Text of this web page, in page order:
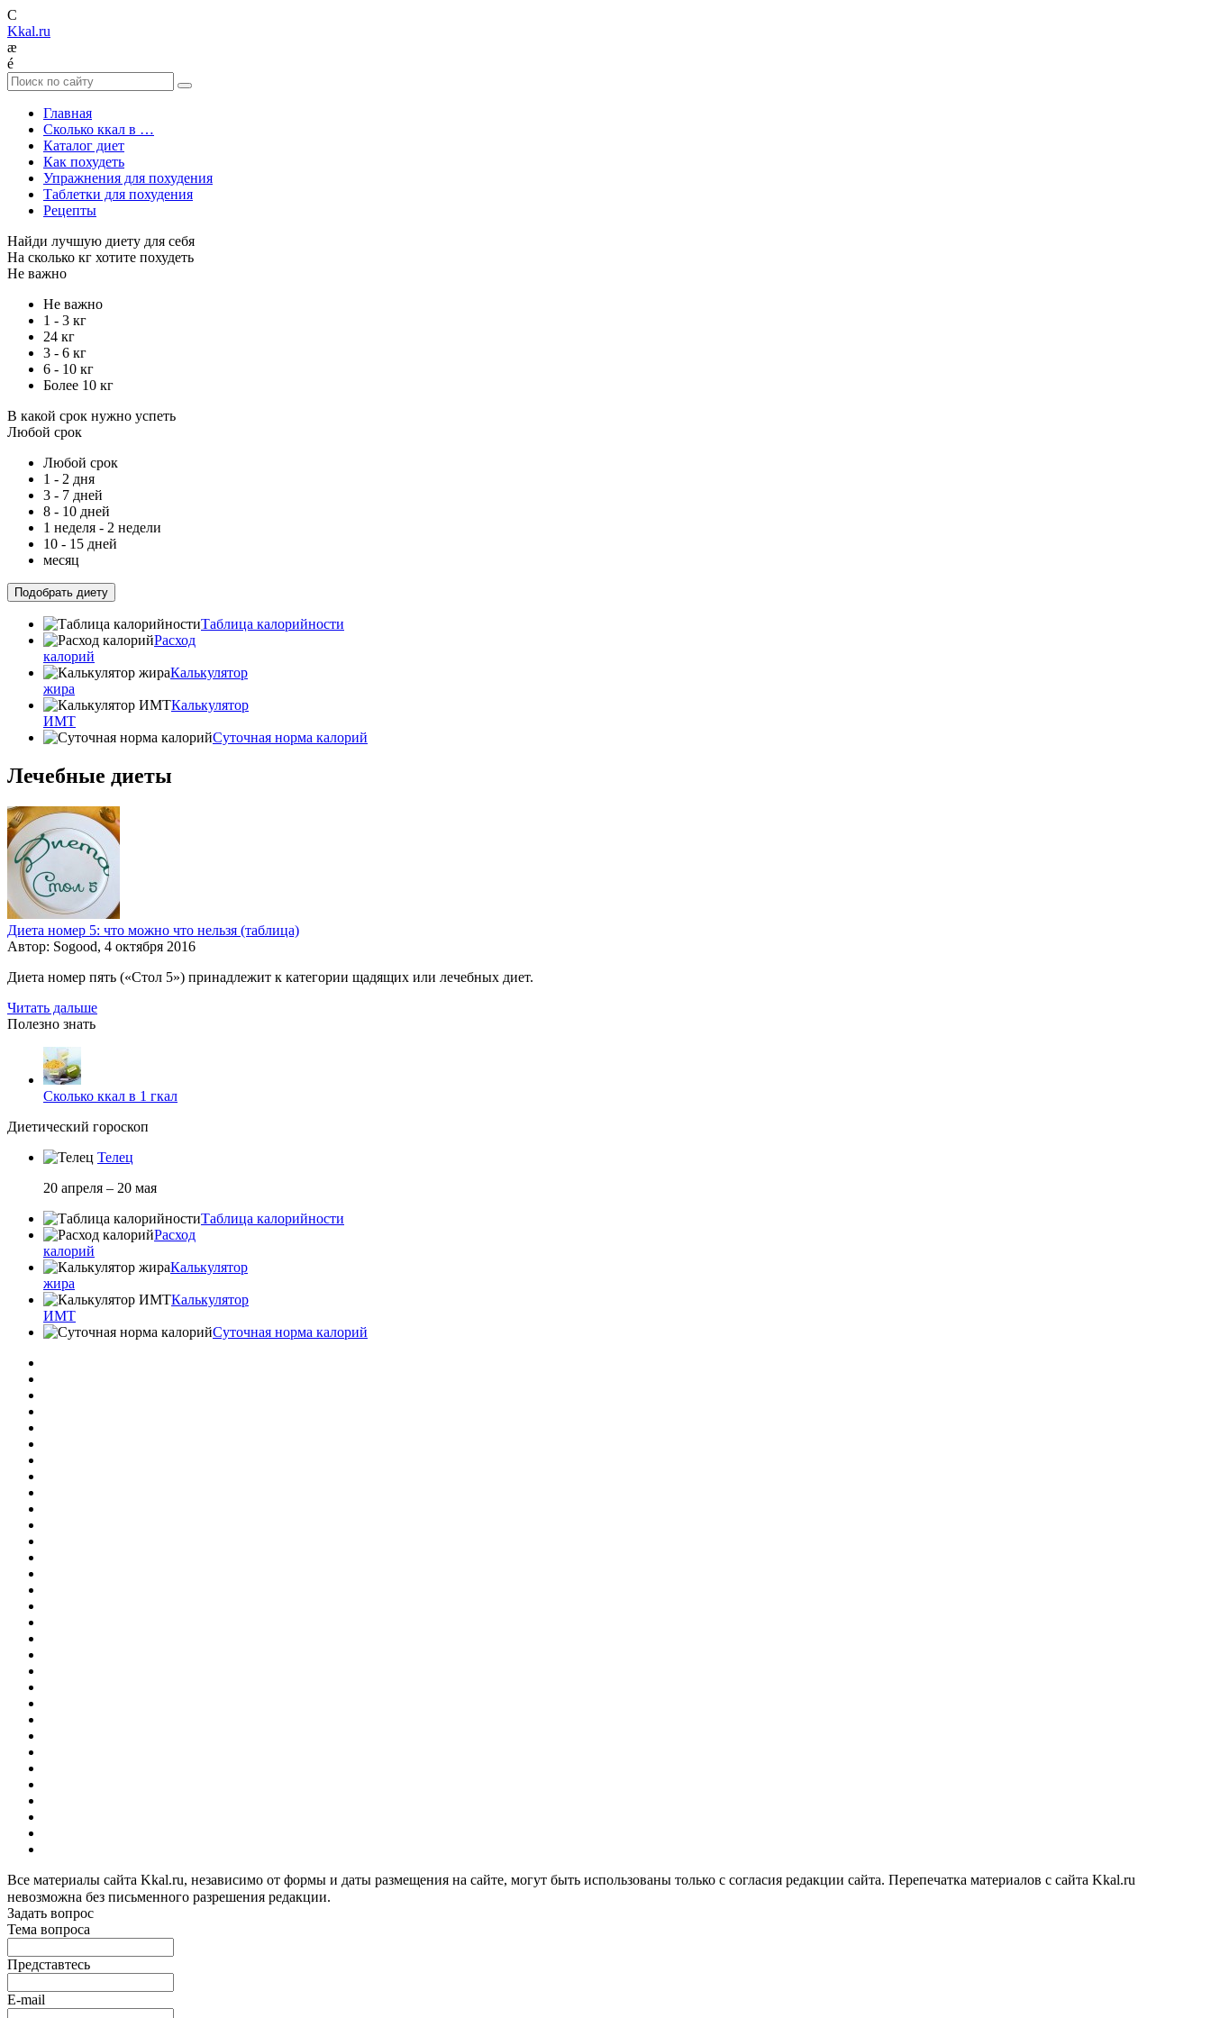
C
Kkal.ru
æ
é
Главная
Сколько ккал в …
Каталог диет
Как похудеть
Упражнения для похудения
Таблетки для похудения
Рецепты
Найди лучшую диету для себя
На сколько кг хотите похудеть
Не важно
Не важно
1 - 3 кг
24 кг
3 - 6 кг
6 - 10 кг
Более 10 кг
В какой срок нужно успеть
Любой срок
Любой срок
1 - 2 дня
3 - 7 дней
8 - 10 дней
1 неделя - 2 недели
10 - 15 дней
месяц
Подобрать диету
Таблица калорийности
Расход
калорий
Калькулятор
жира
Калькулятор
ИМТ
Суточная норма калорий
Лечебные диеты
Диета номер 5: что можно что нельзя (таблица)
Автор: Sogood, 4 октября 2016
Диета номер пять («Стол 5») принадлежит к категории щадящих или лечебных диет.
Читать дальше
Полезно знать
Сколько ккал в 1 гкал
Диетический гороскоп
Телец
20 апреля – 20 мая
Таблица калорийности
Расход
калорий
Калькулятор
жира
Калькулятор
ИМТ
Суточная норма калорий
Все материалы сайта Kkal.ru, независимо от формы и даты размещения на сайте, могут быть использованы только с согласия редакции сайта. Перепечатка материалов с сайта Kkal.ru
невозможна без письменного разрешения редакции.
Задать вопрос
Тема вопроса
Представтесь
E-mail